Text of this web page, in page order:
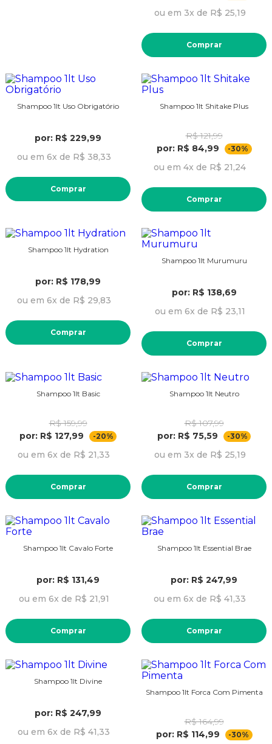
ou em 3x de R$ 25,19
Comprar
Shampoo 1lt Uso Obrigatório
por: R$ 229,99
ou em 6x de R$ 38,33
Comprar
Shampoo 1lt Shitake Plus
R$ 121,99
por: R$ 84,99
-30%
ou em 4x de R$ 21,24
Comprar
Shampoo 1lt Hydration
por: R$ 178,99
ou em 6x de R$ 29,83
Comprar
Shampoo 1lt Murumuru
por: R$ 138,69
ou em 6x de R$ 23,11
Comprar
Shampoo 1lt Basic
R$ 159,99
por: R$ 127,99
-20%
ou em 6x de R$ 21,33
Comprar
Shampoo 1lt Neutro
R$ 107,99
por: R$ 75,59
-30%
ou em 3x de R$ 25,19
Comprar
Shampoo 1lt Cavalo Forte
por: R$ 131,49
ou em 6x de R$ 21,91
Comprar
Shampoo 1lt Essential Brae
por: R$ 247,99
ou em 6x de R$ 41,33
Comprar
Shampoo 1lt Divine
por: R$ 247,99
ou em 6x de R$ 41,33
Shampoo 1lt Forca Com Pimenta
R$ 164,99
por: R$ 114,99
-30%